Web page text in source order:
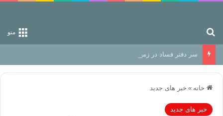
منو
سر دفتر فساد در زمین‌، دوری وکناره‌گیری از راه خداست‌!
خانه » خبر های جدید
خبر های جدید